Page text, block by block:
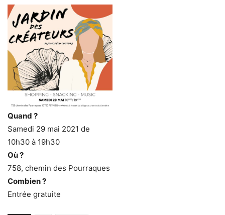
Quand ?
Samedi 29 mai 2021 de
10h30 à 19h30
Où ?
758, chemin des Pourraques
Combien ?
Entrée gratuite